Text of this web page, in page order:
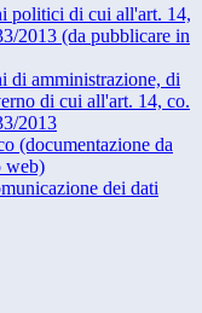
politici di cui all'art. 14,
2013 (da pubblicare in
di amministrazione, di
di cui all'art. 14, co.
2013
(documentazione da
web)
dei dati